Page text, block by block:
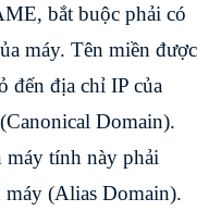
bắt buộc phải có
máy. Tên miền được
đến địa chỉ IP của
Domain).
máy tính này phải
máy (Alias Domain).